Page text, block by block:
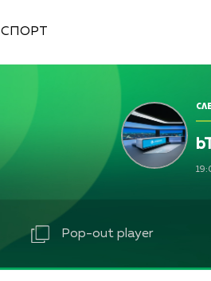
СПОРТ
Надежда Василева и Лили
Pop-out player